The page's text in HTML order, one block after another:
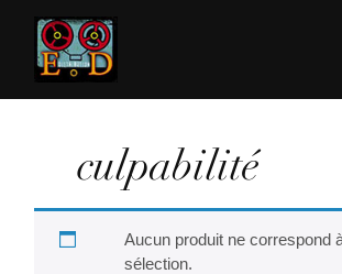
culpabilité
Aucun produit ne correspond
sélection.